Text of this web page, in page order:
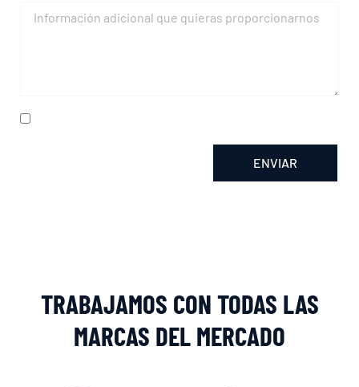
ENVIAR
TRABAJAMOS CON TODAS LAS
MARCAS DEL MERCADO